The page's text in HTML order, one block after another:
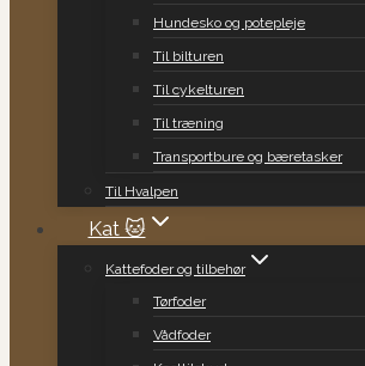
Hundesko og potepleje
Til bilturen
Til cykelturen
Til træning
Transportbure og bæretasker
Til Hvalpen
Kat 🐱
Kattefoder og tilbehør
Tørfoder
Vådfoder